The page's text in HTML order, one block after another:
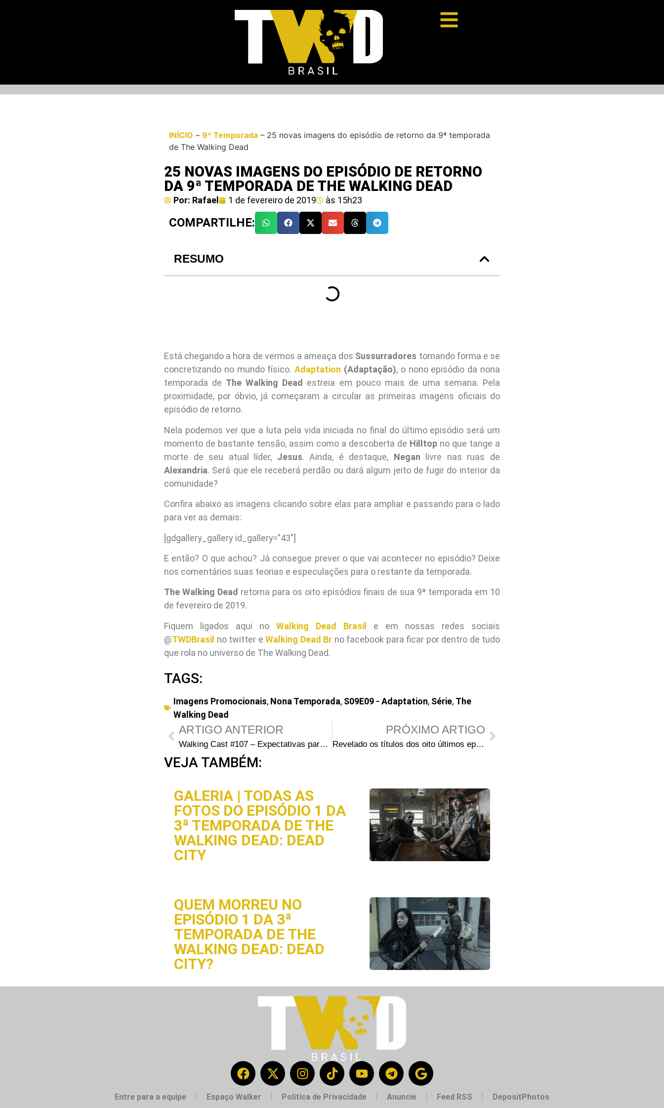
INÍCIO – 9ª Temporada – 25 novas imagens do episódio de retorno da 9ª temporada
de The Walking Dead
25 NOVAS IMAGENS DO EPISÓDIO DE RETORNO
DA 9ª TEMPORADA DE THE WALKING DEAD
Por: Rafael 1 de fevereiro de 2019 às 15h23
COMPARTILHE:
RESUMO
Está chegando a hora de vermos a ameaça dos Sussurradores tomando forma e se
concretizando no mundo físico.Adaptation (Adaptação), o nono episódio da nona
temporada de The Walking Dead estreia em pouco mais de uma semana. Pela
proximidade, por óbvio, já começaram a circular as primeiras imagens oficiais do
episódio de retorno.
Nela podemos ver que a luta pela vida iniciada no final do último episódio será um
momento de bastante tensão, assim como a descoberta de Hilltop no que tange a
morte de seu atual líder, Jesus. Ainda, é destaque, Negan livre nas ruas de
Alexandria. Será que ele receberá perdão ou dará algum jeito de fugir do interior da
comunidade?
Confira abaixo as imagens clicando sobre elas para ampliar e passando para o lado
para ver as demais:
[gdgallery_gallery id_gallery=”43″]
E então? O que achou? Já consegue prever o que vai acontecer no episódio? Deixe
nos comentários suas teorias e especulações para o restante da temporada.
The Walking Dead retorna para os oito episódios finais de sua 9ª temporada em 10
de fevereiro de 2019.
Fiquem ligados aqui no Walking Dead Brasil e em nossas redes sociais
@TWDBrasil no twitter e Walking Dead Br no facebook para ficar por dentro de tudo
que rola no universo de The Walking Dead.
TAGS:
Imagens Promocionais, Nona Temporada, S09E09 - Adaptation, Série, The
Walking Dead
ARTIGO ANTERIOR
Walking Cast #107 – Expectativas para a segunda parte da 9ª temporada de The Walking Dead
PRÓXIMO ARTIGO
Revelado os títulos dos oito últimos episódios da 9ª temporada de The Walking Dead
VEJA TAMBÉM:
GALERIA | TODAS AS
FOTOS DO EPISÓDIO 1 DA
3ª TEMPORADA DE THE
WALKING DEAD: DEAD
CITY
QUEM MORREU NO
EPISÓDIO 1 DA 3ª
TEMPORADA DE THE
WALKING DEAD: DEAD
CITY?
Entre para a equipe Espaço Walker Política de Privacidade Anuncie Feed RSS DepositPhotos